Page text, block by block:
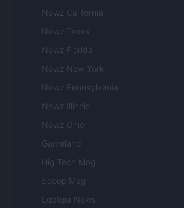
Newz California
Newz Texas
Newz Florida
Newz New York
Newz Pennsylvania
Newz Illinois
Newz Ohio
Gameland
Hig Tech Mag
Scoop Mag
Lgbtqia News